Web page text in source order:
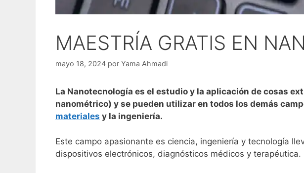
MAESTRÍA GRATIS EN
mayo 18, 2024 por Yama Ahmadi
La Nanotecnología es el estudio y la aplicación de cosas
nanométrico) y se pueden utilizar en todos los demás
materiales y la ingeniería.
Este campo apasionante es ciencia, ingeniería y tecnología
dispositivos electrónicos, diagnósticos médicos y terapéutica.